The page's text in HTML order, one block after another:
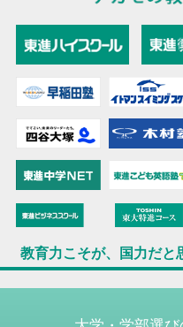
教育力こそが、国力だと